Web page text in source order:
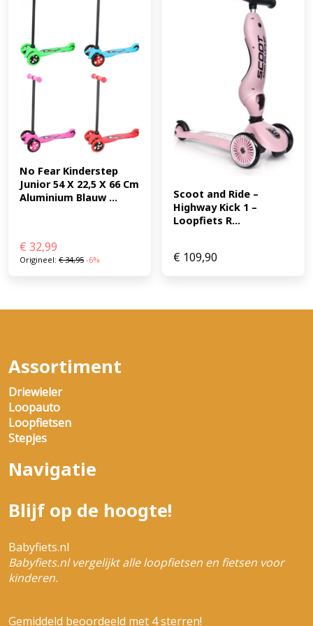
kleurinstellingen, inclusief batterijen. Dankzij de
bewegingsmelder zullen de batterijen langer meegaan.
Zet de lichten op "aan", "uit" of "auto". Als de scooter 15
seconden stilstaat, gaat de verlichting automatisch uit.
Je kan ook magnetische elementen toevoegen aan de
Nexo: rol de kinderstep over de metalen schijven om ze
op te rapen. De metalen schijven kleven als magneten
onder de voetsteun. Met de magnetische accessoires
kun je van de step een behendigheidsspel maken. (EAN:
8715839090550)
No Fear Kinderstep
Junior 54 X 22,5 X 66 Cm
Aluminium Blauw ...
€ 32,99
Origineel: €34,95 -6%
Scoot and Ride –
Highway Kick 1 –
Loopfiets R...
€ 109,90
Assortiment
Driewieler
Loopauto
Loopfietsen
Stepjes
Navigatie
Blijf op de hoogte!
Babyfiets.nl
Babyfiets.nl vergelijkt alle loopfietsen en fietsen voor
kinderen.
Gemiddeld beoordeeld met 4 sterren!